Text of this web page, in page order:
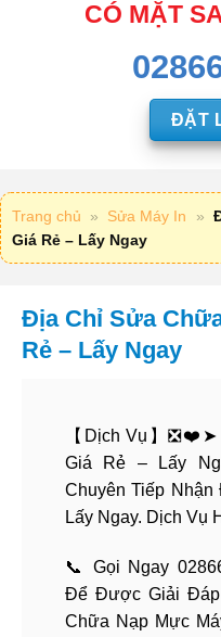
CÓ MẶT
ĐẶT
Trang chủ » Sửa Máy In »
Giá Rẻ – Lấy Ngay
Địa Chỉ Sửa
Rẻ – Lấy Ngay
【Dịch Vụ】❎❤️➤
Giá Rẻ – Lấy
Chuyên Tiếp
Lấy Ngay. Dịch Vụ
📞 Gọi Ngay
Để Được Giải
Chữa Nạp Mực